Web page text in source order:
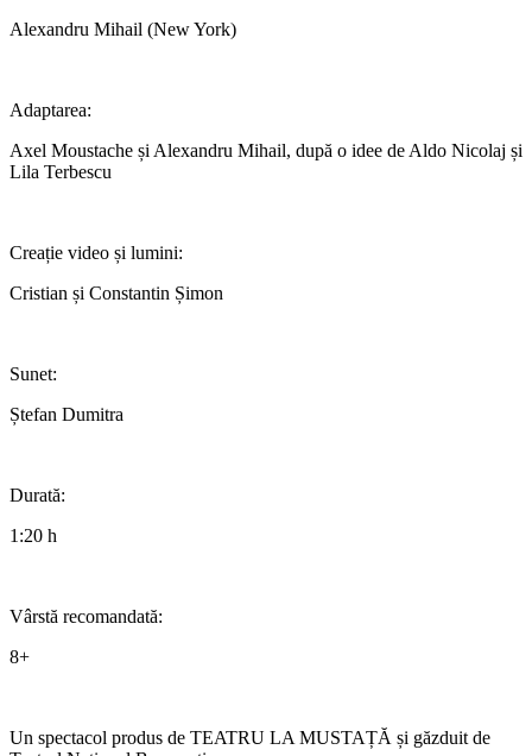
Alexandru Mihail (New York)
Adaptarea:
Axel Moustache și Alexandru Mihail, după o idee de Aldo Nicolaj și
Lila Terbescu
Creație video și lumini:
Cristian și Constantin Șimon
Sunet:
Ștefan Dumitra
Durată:
1:20 h
Vârstă recomandată:
8+
Un spectacol produs de TEATRU LA MUSTAȚĂ și găzduit de